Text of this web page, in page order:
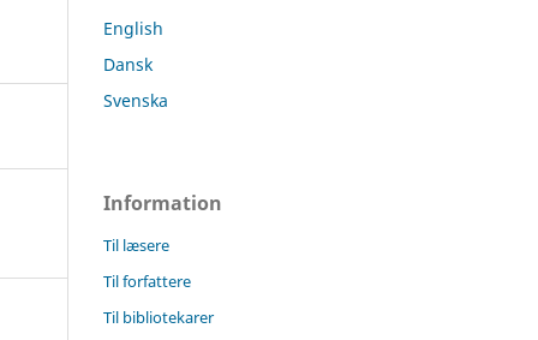
English
Dansk
Svenska
Information
Til læsere
Til forfattere
Til bibliotekarer